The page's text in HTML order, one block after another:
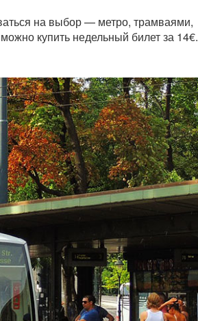
на выбор — метро, трамваями,
купить недельный билет за 14€.